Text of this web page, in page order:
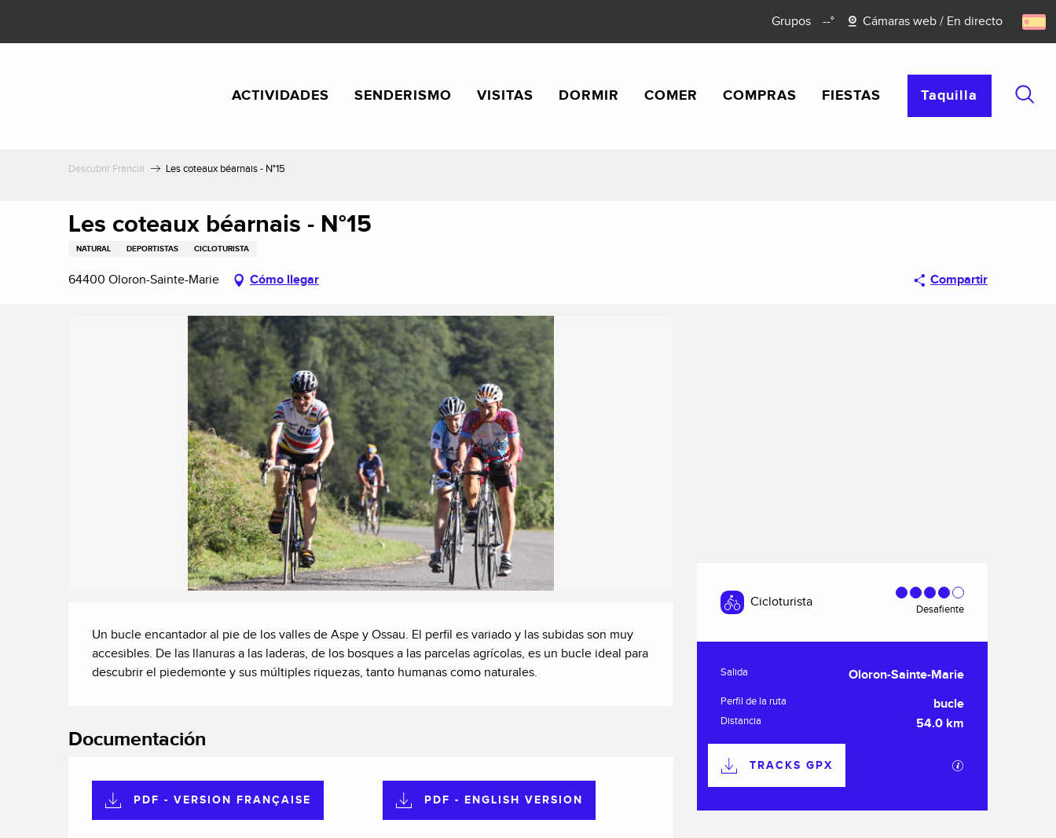
contenu
Grupos --° Cámaras web / En directo
ACTIVIDADES SENDERISMO VISITAS DORMIR COMER COMPRAS FIESTAS Taquilla
Descubrir Francia Les coteaux béarnais - N°15
Les coteaux béarnais - N°15
NATURAL DEPORTISTAS CICLOTURISTA
64400 Oloron-Sainte-Marie Cómo llegar Compartir
Cicloturista Desafiente
Información práctica
Salida Oloron-Sainte-Marie
Perfil de la ruta bucle
Distancia 54.0 km
Documentación
TRACKS GPX Los archivos
Un bucle encantador al pie de los valles de Aspe y Ossau. El perfil es variado y las subidas son muy
accesibles. De las llanuras a las laderas, de los bosques a las parcelas agrícolas, es un bucle ideal para
descubrir el piedemonte y sus múltiples riquezas, tanto humanas como naturales.
Documentación
PDF - VERSION FRANÇAISE PDF - ENGLISH VERSION